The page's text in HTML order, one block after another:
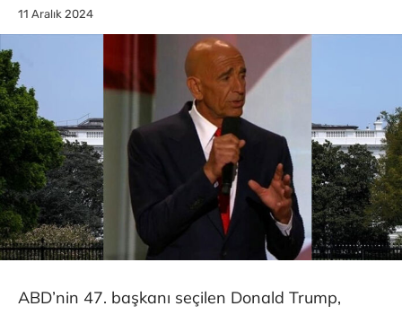
11 Aralık 2024
ABD’nin 47. başkanı seçilen Donald Trump,